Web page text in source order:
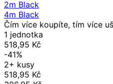
2m Black
4m Black
Čím více koupíte, tím více
1 jednotka
518,95 Kč
-41%
2+ kusy
518,95 Kč